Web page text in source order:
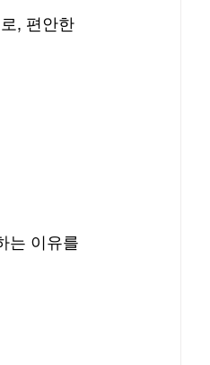
, 편안한
는 이유를